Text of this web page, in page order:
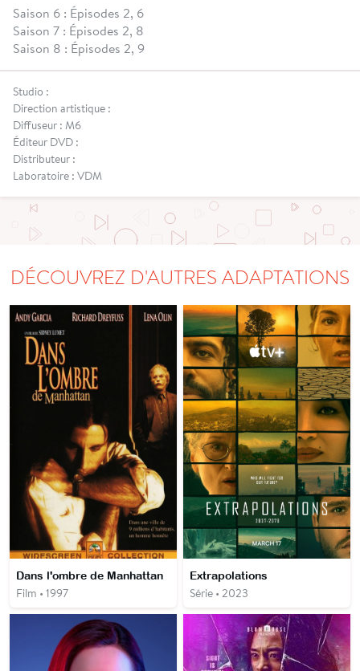
Saison 6 : Épisodes 2, 6
Saison 7 : Épisodes 2, 8
Saison 8 : Épisodes 2, 9
Studio :
Direction artistique :
Diffuseur : M6
Éditeur DVD :
Distributeur :
Laboratoire : VDM
DÉCOUVREZ D'AUTRES ADAPTATIONS
Dans l'ombre de Manhattan
Film • 1997
Extrapolations
Série • 2023